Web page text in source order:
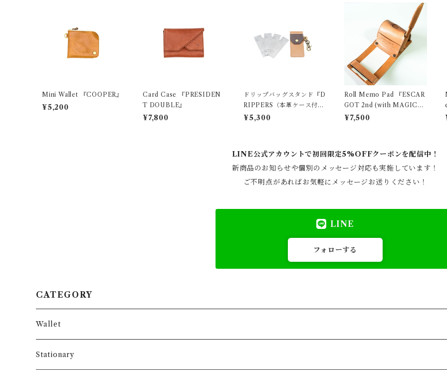
Mini Wallet 『COOPER』
¥5,200
Card Case 『PRESIDEN
T DOUBLE』
¥7,800
ドリップバッグスタンド『D
RIPPERS（本革ケース付
き）』
¥5,300
Roll Memo Pad 『ESCAR
GOT 2nd (with MAGICA
L)』
¥7,500
LINE公式アカウントで初回限定5%OFFクーポンを配信中！
新商品のお知らせや個別のメッセージ対応も実施しています！
ご不明点があればお気軽にメッセージお送りください！
LINE
フォローする
CATEGORY
Wallet
Long Wallet
Stationary